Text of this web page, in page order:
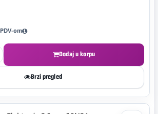
om
Dodaj u korpu
Brzi pregled